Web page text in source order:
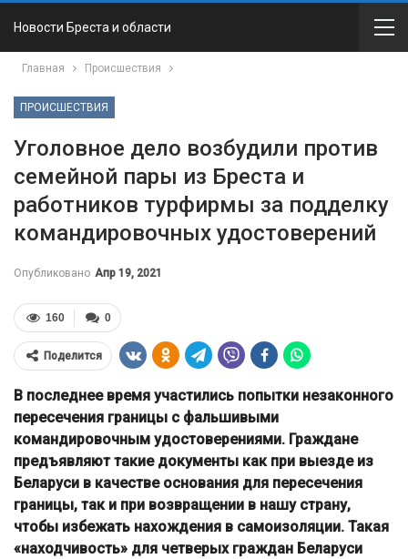
Новости Бреста и области
Главная Происшествия
ПРОИСШЕСТВИЯ
Уголовное дело возбудили против
семейной пары из Бреста и
работников турфирмы за подделку
командировочных удостоверений
Опубликовано Апр 19, 2021
0
160
Поделится
В последнее время участились попытки незаконного
пересечения границы с фальшивыми
командировочным удостоверениями. Граждане
предъявляют такие документы как при выезде из
Беларуси в качестве основания для пересечения
границы, так и при возвращении в нашу страну,
чтобы избежать нахождения в самоизоляции. Такая
«находчивость» для четверых граждан Беларуси